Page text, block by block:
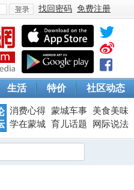
登
找回密码 免费注册
生活 特价 社区动态
消费心得 蒙城车事 美食美味
学在蒙城 育儿话题 网际说法